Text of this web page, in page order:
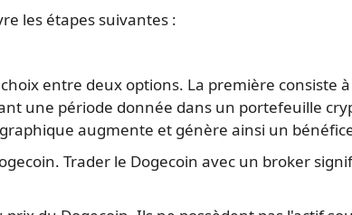
les étapes suivantes :
entre deux options. La première consiste
une période donnée dans un portefeuille
augmente et génère ainsi un
Trader le Dogecoin avec un broker